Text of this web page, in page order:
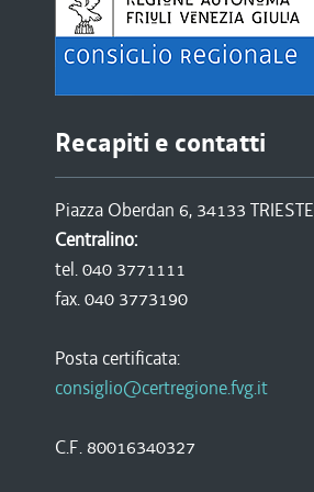
Recapiti e contatti
Piazza Oberdan 6, 34133 TRIESTE
Centralino:
tel. 040 3771111
fax. 040 3773190
Posta certificata:
consiglio@certregione.fvg.it
C.F. 80016340327